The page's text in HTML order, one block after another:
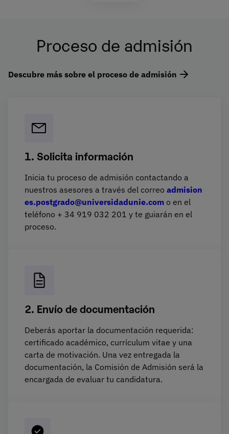
Proceso de admisión
Descubre más sobre el proceso de admisión
1. Solicita información
Inicia tu proceso de admisión contactando a
nuestros asesores a través del correo admision
es.postgrado@universidadunie.com o en el
teléfono + 34 919 032 201 y te guiarán en el
proceso.
2. Envío de documentación
Deberás aportar la documentación requerida:
certificado académico, currículum vitae y una
carta de motivación. Una vez entregada la
documentación, la Comisión de Admisión será la
encargada de evaluar tu candidatura.